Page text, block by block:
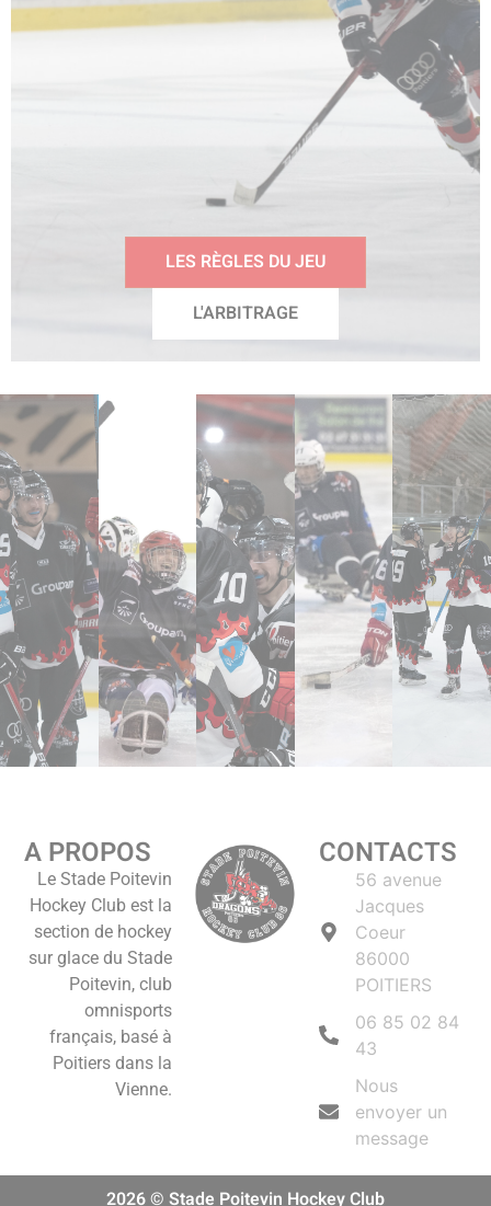
LES RÈGLES DU JEU
L'ARBITRAGE
A PROPOS
Le Stade Poitevin
Hockey Club est la
section de hockey
sur glace du Stade
Poitevin, club
omnisports
français, basé à
Poitiers dans la
Vienne.
CONTACTS
56 avenue
Jacques
Coeur
86000
POITIERS
06 85 02 84
43
Nous
envoyer un
message
2026 © Stade Poitevin Hockey Club